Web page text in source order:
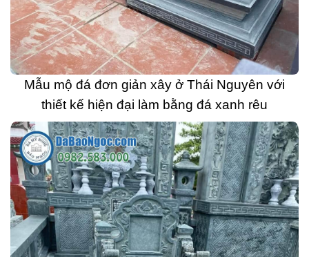
Mẫu mộ đá đơn giản xây ở Thái Nguyên với
thiết kế hiện đại làm bằng đá xanh rêu